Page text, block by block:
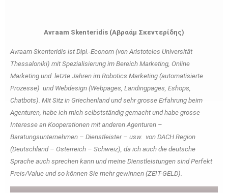
Avraam Skenteridis (Αβραάμ Σκεντερίδης)
Avraam Skenteridis ist Dipl.-Econom (von Aristoteles Universität
Thessaloniki) mit Spezialisierung im Bereich Marketing, Online
Marketing und letzte Jahren im Robotics Marketing (automatisierte
Prozesse) und Webdesign (Webpages, Landingpages, Eshops,
Chatbots). Mit Sitz in Griechenland und sehr grosse Erfahrung beim
Agenturen, habe ich mich selbstständig gemacht und habe grosse
Interesse an Kooperationen mit anderen Agenturen –
Baratungsunternehmen – Dienstleister – usw. von DACH Region
(Deutschland – Österreich – Schweiz), da ich auch die deutsche
Sprache auch sprechen kann und meine Dienstleistungen sind Perfekt
Preis/Value und so können Sie mehr gewinnen (ZEIT-GELD).